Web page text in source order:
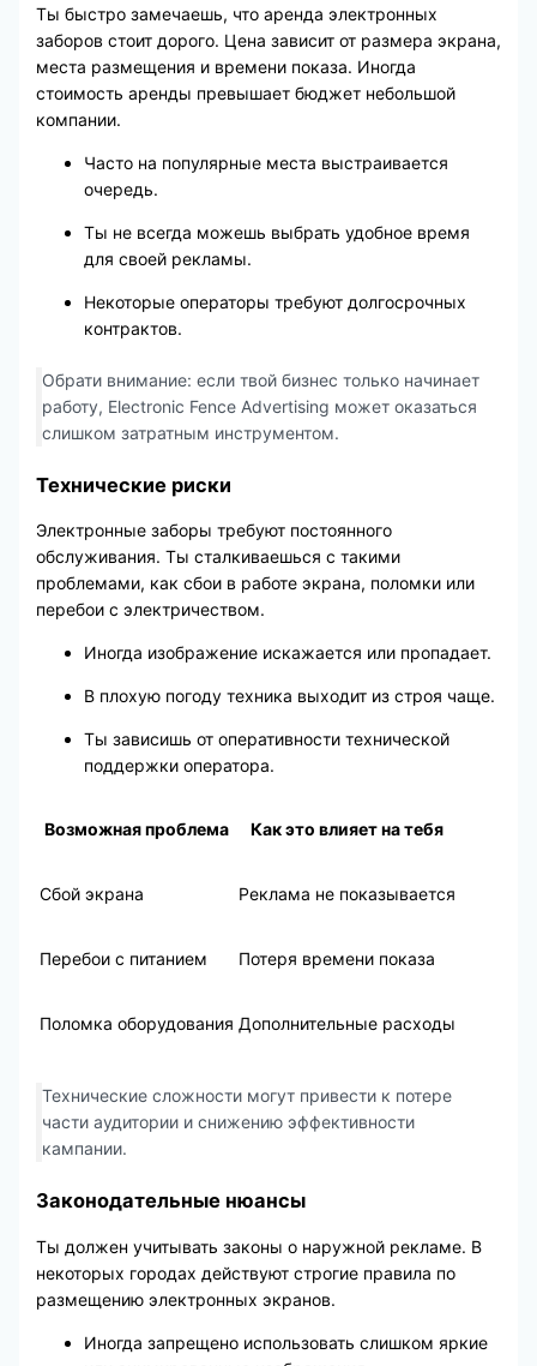
Ты быстро замечаешь, что аренда электронных
заборов стоит дорого. Цена зависит от размера экрана,
места размещения и времени показа. Иногда
стоимость аренды превышает бюджет небольшой
компании.
Часто на популярные места выстраивается
очередь.
Ты не всегда можешь выбрать удобное время
для своей рекламы.
Некоторые операторы требуют долгосрочных
контрактов.
Обрати внимание: если твой бизнес только начинает
работу, Electronic Fence Advertising может оказаться
слишком затратным инструментом.
Технические риски
Электронные заборы требуют постоянного
обслуживания. Ты сталкиваешься с такими
проблемами, как сбои в работе экрана, поломки или
перебои с электричеством.
Иногда изображение искажается или пропадает.
В плохую погоду техника выходит из строя чаще.
Ты зависишь от оперативности технической
поддержки оператора.
Возможная проблема Как это влияет на тебя
Сбой экрана Реклама не показывается
Перебои с питанием Потеря времени показа
Поломка оборудования Дополнительные расходы
Технические сложности могут привести к потере
части аудитории и снижению эффективности
кампании.
Законодательные нюансы
Ты должен учитывать законы о наружной рекламе. В
некоторых городах действуют строгие правила по
размещению электронных экранов.
Иногда запрещено использовать слишком яркие